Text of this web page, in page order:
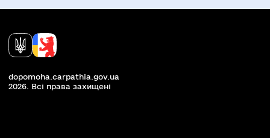
dopomoha.carpathia.gov.ua
2026. Всi права захищенi